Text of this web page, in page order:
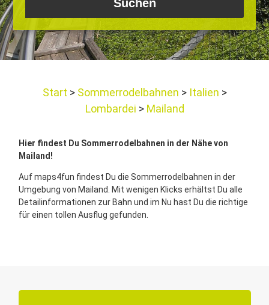
Start Sommerrodelbahnen
Italien
Lombardei
Mailand
Hier findest Du Sommerrodelbahnen in der Nähe von
Mailand!
Auf maps4fun findest Du die Sommerrodelbahnen in der
Umgebung von Mailand. Mit wenigen Klicks erhältst Du alle
Detailinformationen zur Bahn und im Nu hast Du die richtige
für einen tollen Ausflug gefunden.